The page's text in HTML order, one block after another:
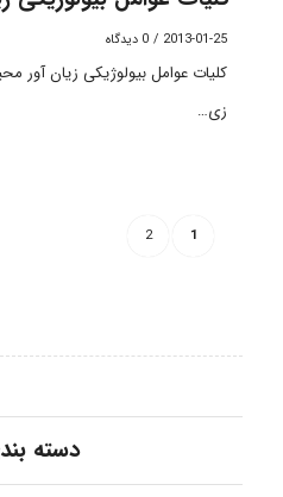
2013-01-25
/ 0 دیدگاه
کلیات عوامل بیولوژیکی زیان آور
زی…
1
2
دسته